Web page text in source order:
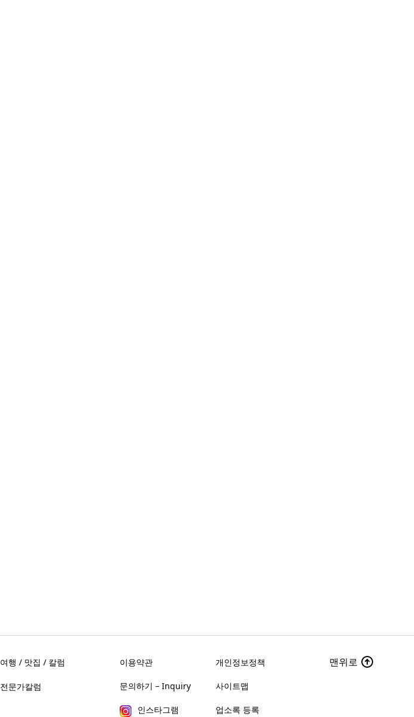
여행 / 맛집 / 칼럼
전문가칼럼
이용약관 개인정보정책
문의하기 – Inquiry 사이트맵
인스타그램 업소록 등록
맨위로